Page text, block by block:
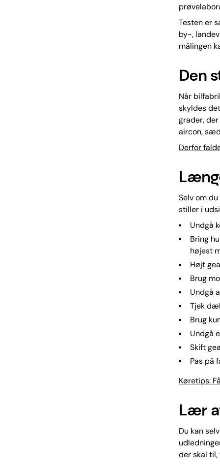
Testen er
by-,
målingen
Den
Når
skyldes
grader,
aircon,
Derfor
Selv om
stiller i
Undgå
Bring
højest
Højt
Brug
Undgå
Tjek
Brug
Undgå
Skift
Pas på
Køretips:
Lær
Du kan
der skal